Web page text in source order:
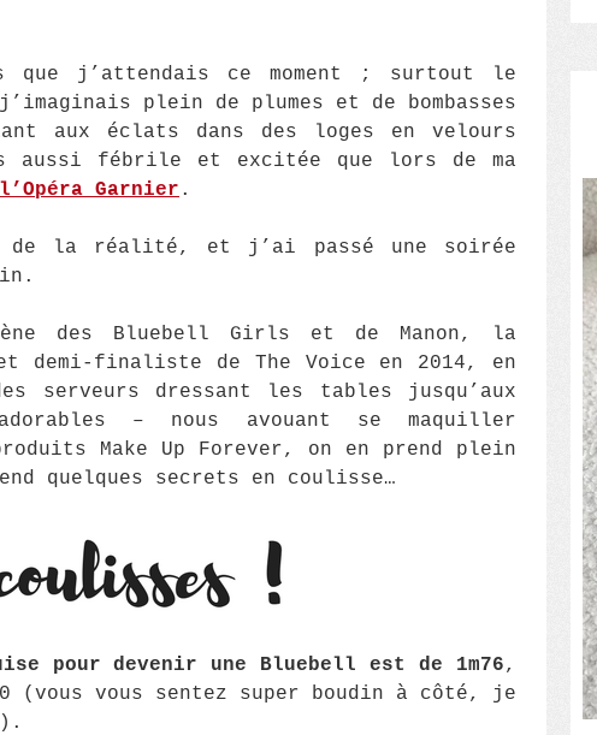
que j’attendais ce moment ; surtout le
plein de plumes et de bombasses
aux éclats dans des loges en velours
aussi fébrile et excitée que lors de ma
Garnier .
la réalité, et j’ai passé une soirée
des Bluebell Girls et de Manon, la
demi-finaliste de The Voice en 2014, en
serveurs dressant les tables jusqu’aux
– nous avouant se maquiller
Make Up Forever, on en prend plein
quelques secrets en coulisse…
pour devenir une Bluebell est de 1m76,
(vous vous sentez super boudin à côté, je